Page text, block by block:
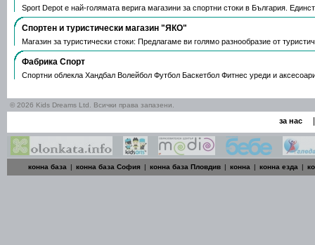
Sport Depot е най-голямата верига магазини за спортни стоки в България.
Спортен и туристически магазин "ЯКО"
Магазин за туристически стоки: Предлагаме ви голямо разнообразие от
Фабрика Спорт
Спортни облекла Хандбал Волейбол Футбол Баскетбол Фитнес уреди и
© 2026 Kids Dreams Ltd. Всички права запазени.
за нас |
конна база | конна база София | конна база Пловдив | конна | конна езда |